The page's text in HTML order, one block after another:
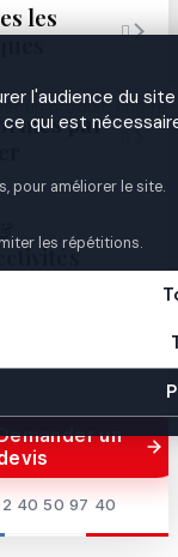
l'audience du
qui est
pour améliorer le site.
les répétitions.
les

par
un
40 50 97 40